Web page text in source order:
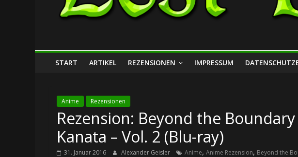
START ARTIKEL REZENSIONEN IMPRESSUM
Anime Rezensionen
Rezension: Beyond the
Kanata – Vol. 2 (Blu-ray)
31. Januar 2016 Alexander Geisler Anime, Anime Rezension, Beyond the